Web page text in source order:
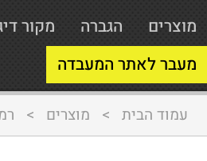
מוצרים הגברה מקור
מעבר לאתר המעבדה
עמוד הבית> מוצרים >